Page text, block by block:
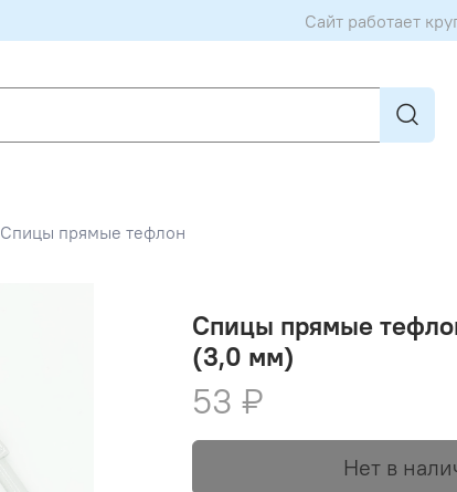
Сайт работает
Спицы прямые тефлон
Спицы прямые
(3,0 мм)
53 ₽
Нет в